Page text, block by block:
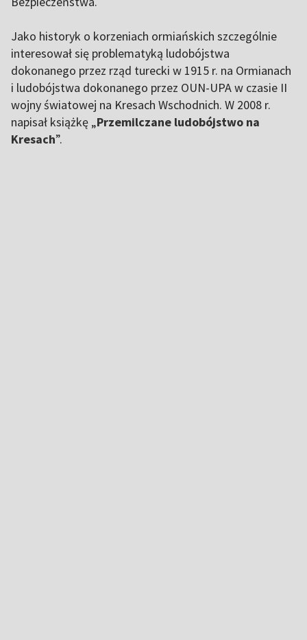
Jako historyk o korzeniach ormiańskich szczególnie
interesował się problematyką ludobójstwa
dokonanego przez rząd turecki w 1915 r. na Ormianach
i ludobójstwa dokonanego przez OUN-UPA w czasie II
wojny światowej na Kresach Wschodnich. W 2008 r.
napisał książkę „Przemilczane ludobójstwo na
Kresach”.